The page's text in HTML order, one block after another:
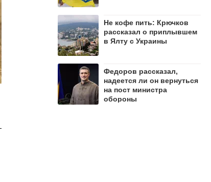
Не кофе пить: Крючков
рассказал о приплывшем
в Ялту с Украины
Федоров рассказал,
надеется ли он вернуться
на пост министра
обороны